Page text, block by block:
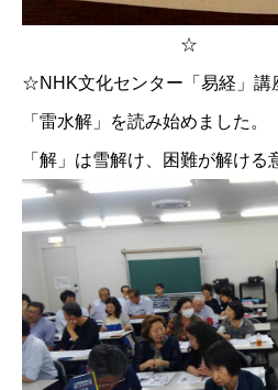
☆
☆NHK文化センター「易経」講
「雷水解」を読み始めました。
「解」は雪解け、困難が解ける